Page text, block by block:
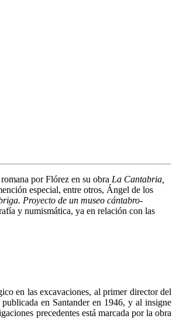
por Flórez en su obra La Cantabria,
especial, entre otros, Ángel de los
Proyecto de un museo cántabro-
y numismática, ya en relación con las
en las excavaciones, al primer director del
publicada en Santander en 1946, y al insigne
precedentes está marcada por la obra